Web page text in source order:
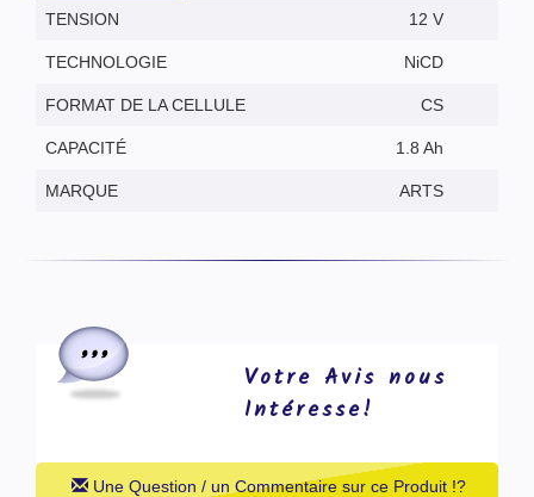
TENSION 12 V
TECHNOLOGIE NiCD
FORMAT DE LA CELLULE CS
CAPACITÉ 1.8 Ah
MARQUE ARTS
Votre Avis nous
Intéresse!
Une Question / un Commentaire sur ce Produit !?